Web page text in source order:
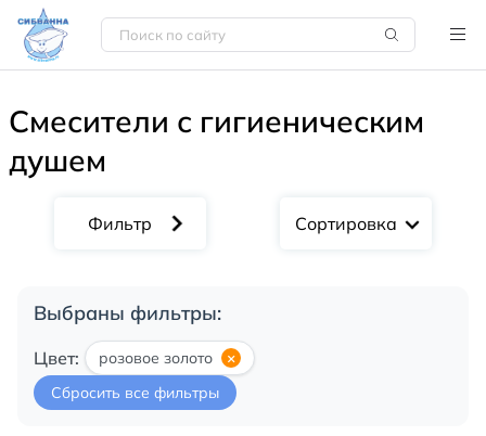
Смесители с гигиеническим
душем
Сортировка
Выбраны фильтры:
Цвет: розовое золото
×
Сбросить все фильтры